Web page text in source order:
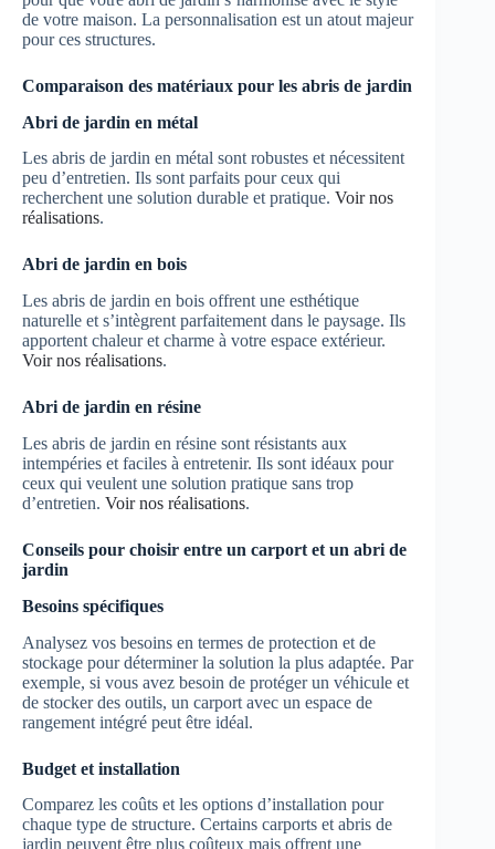
de votre maison. La personnalisation est un atout majeur
pour ces structures.
Comparaison des matériaux pour les abris de jardin
Abri de jardin en métal
Les abris de jardin en métal sont robustes et nécessitent
peu d’entretien. Ils sont parfaits pour ceux qui
recherchent une solution durable et pratique. Voir nos
réalisations.
Abri de jardin en bois
Les abris de jardin en bois offrent une esthétique
naturelle et s’intègrent parfaitement dans le paysage. Ils
apportent chaleur et charme à votre espace extérieur.
Voir nos réalisations.
Abri de jardin en résine
Les abris de jardin en résine sont résistants aux
intempéries et faciles à entretenir. Ils sont idéaux pour
ceux qui veulent une solution pratique sans trop
d’entretien. Voir nos réalisations.
Conseils pour choisir entre un carport et un abri de
jardin
Besoins spécifiques
Analysez vos besoins en termes de protection et de
stockage pour déterminer la solution la plus adaptée. Par
exemple, si vous avez besoin de protéger un véhicule et
de stocker des outils, un carport avec un espace de
rangement intégré peut être idéal.
Budget et installation
Comparez les coûts et les options d’installation pour
chaque type de structure. Certains carports et abris de
jardin peuvent être plus coûteux mais offrent une